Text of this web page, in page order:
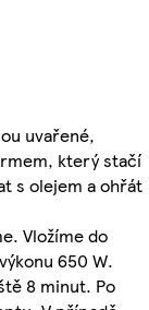
uvařené,
který stačí
s olejem a ohřát
Vložíme do
650 W.
8 minut. Po